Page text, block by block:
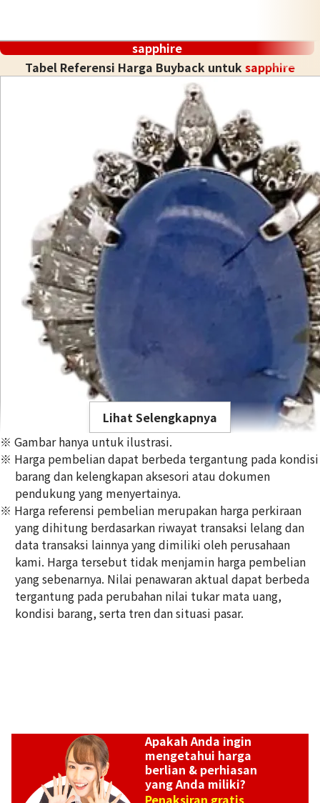
sapphire
Tabel Referensi Harga Buyback untuksapphire
Pt･Pm900 Star Sapphire Diamond Ring 10.97ct
Referensi Harga Buyback
49.529.478
Lihat Selengkapnya
※ Gambar hanya untuk ilustrasi.
※ Harga pembelian dapat berbeda tergantung pada kondisi
barang dan kelengkapan aksesori atau dokumen
pendukung yang menyertainya.
※ Harga referensi pembelian merupakan harga perkiraan
yang dihitung berdasarkan riwayat transaksi lelang dan
data transaksi lainnya yang dimiliki oleh perusahaan
kami. Harga tersebut tidak menjamin harga pembelian
yang sebenarnya. Nilai penawaran aktual dapat berbeda
tergantung pada perubahan nilai tukar mata uang,
kondisi barang, serta tren dan situasi pasar.
Apakah Anda ingin
mengetahui harga
berlian & perhiasan
yang Anda miliki?
Penaksiran gratis